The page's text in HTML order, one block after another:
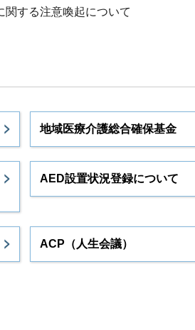
関する注意喚起について
地域医療介護総合確保基金
AED設置状況登録について
ACP（人生会議）